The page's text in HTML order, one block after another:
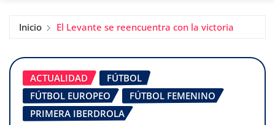
Inicio El Levante se reencuentra con la victoria
ACTUALIDAD
FÚTBOL
FÚTBOL EUROPEO
FÚTBOL FEMENINO
PRIMERA IBERDROLA